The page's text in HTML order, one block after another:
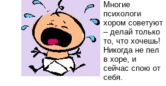
Многие
психологи
хором советуют
– делай только
то, что хочешь!
Никогда не пел
в хоре, и
сейчас спою от
себя.